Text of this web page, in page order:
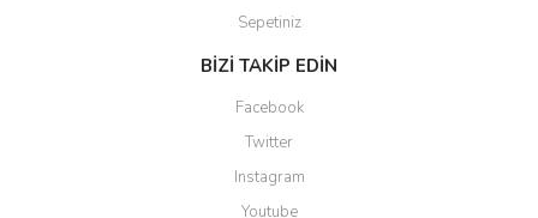
Sepetiniz
BİZİ TAKİP EDİN
Facebook
Twitter
Instagram
Youtube